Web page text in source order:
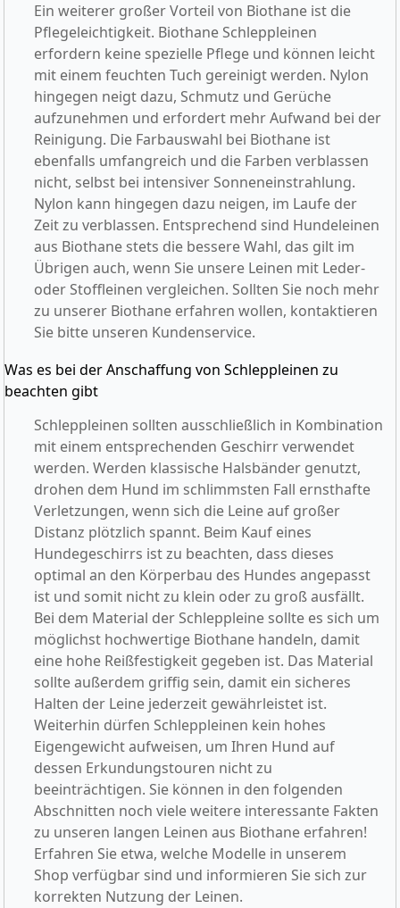
Ein weiterer großer Vorteil von Biothane ist die
Pflegeleichtigkeit. Biothane Schleppleinen
erfordern keine spezielle Pflege und können leicht
mit einem feuchten Tuch gereinigt werden. Nylon
hingegen neigt dazu, Schmutz und Gerüche
aufzunehmen und erfordert mehr Aufwand bei der
Reinigung. Die Farbauswahl bei Biothane ist
ebenfalls umfangreich und die Farben verblassen
nicht, selbst bei intensiver Sonneneinstrahlung.
Nylon kann hingegen dazu neigen, im Laufe der
Zeit zu verblassen. Entsprechend sind Hundeleinen
aus Biothane stets die bessere Wahl, das gilt im
Übrigen auch, wenn Sie unsere Leinen mit Leder-
oder Stoffleinen vergleichen. Sollten Sie noch mehr
zu unserer Biothane erfahren wollen, kontaktieren
Sie bitte unseren Kundenservice.
Was es bei der Anschaffung von Schleppleinen zu
beachten gibt
Schleppleinen sollten ausschließlich in Kombination
mit einem entsprechenden Geschirr verwendet
werden. Werden klassische Halsbänder genutzt,
drohen dem Hund im schlimmsten Fall ernsthafte
Verletzungen, wenn sich die Leine auf großer
Distanz plötzlich spannt. Beim Kauf eines
Hundegeschirrs ist zu beachten, dass dieses
optimal an den Körperbau des Hundes angepasst
ist und somit nicht zu klein oder zu groß ausfällt.
Bei dem Material der Schleppleine sollte es sich um
möglichst hochwertige Biothane handeln, damit
eine hohe Reißfestigkeit gegeben ist. Das Material
sollte außerdem griffig sein, damit ein sicheres
Halten der Leine jederzeit gewährleistet ist.
Weiterhin dürfen Schleppleinen kein hohes
Eigengewicht aufweisen, um Ihren Hund auf
dessen Erkundungstouren nicht zu
beeinträchtigen. Sie können in den folgenden
Abschnitten noch viele weitere interessante Fakten
zu unseren langen Leinen aus Biothane erfahren!
Erfahren Sie etwa, welche Modelle in unserem
Shop verfügbar sind und informieren Sie sich zur
korrekten Nutzung der Leinen.